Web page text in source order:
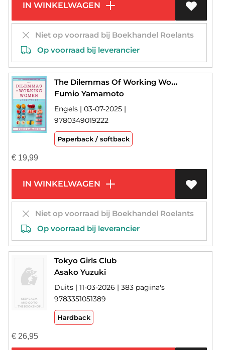
IN WINKELWAGEN
Niet op voorraad bij Boekhandel Roelants
Op voorraad bij leverancier
The Dilemmas Of Working Women
Fumio Yamamoto
Engels | 03-07-2025 |
9780349019222
Paperback / softback
€19,99
IN WINKELWAGEN
Niet op voorraad bij Boekhandel Roelants
Op voorraad bij leverancier
Tokyo Girls Club
Asako Yuzuki
Duits | 11-03-2026 | 383 pagina's
9783351051389
Hardback
€26,95